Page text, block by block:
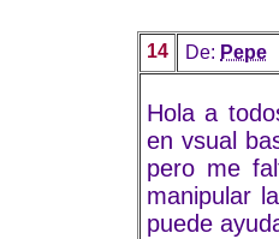
14 De: Pepe
Hola a
en vsual
pero me
manipular
puede